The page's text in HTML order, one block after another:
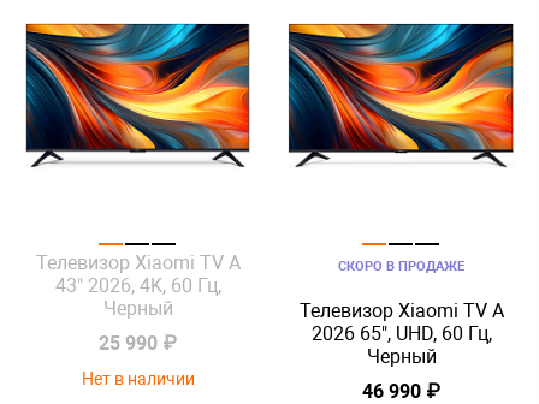
Телевизор Xiaomi TV A
43" 2026, 4K, 60 Гц,
Черный
25 990 ₽
Нет в наличии
СКОРО В ПРОДАЖЕ
Телевизор Xiaomi TV A
2026 65", UHD, 60 Гц,
Черный
46 990 ₽